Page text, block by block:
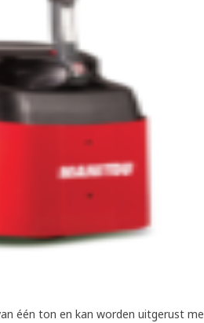
één ton en kan worden uitgerust